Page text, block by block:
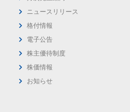
ニュースリリース
格付情報
電子公告
株主優待制度
株価情報
お知らせ